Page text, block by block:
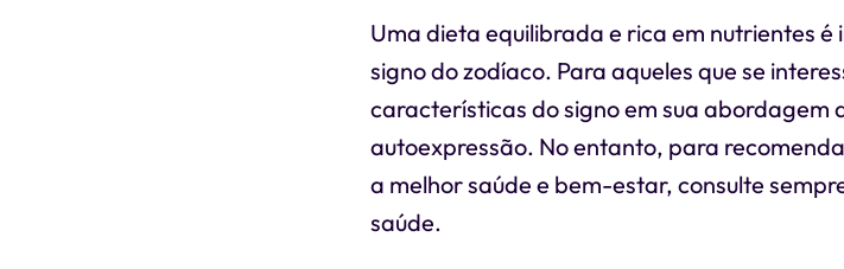
Uma dieta equilibrada e rica em nutrientes
signo do zodíaco. Para aqueles que se
características do signo em sua abordagem
autoexpressão. No entanto, para
a melhor saúde e bem-estar, consulte
saúde.